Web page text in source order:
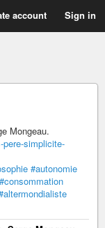
account Sign in
Mongeau.
pere-simplicite-
#autonomie
#consommation